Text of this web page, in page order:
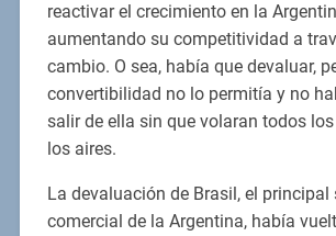
reactivar el crecimiento en la
aumentando su competitividad a
cambio. O sea, había que devaluar,
convertibilidad no lo permitía y no
salir de ella sin que volaran todos
los aires.
La devaluación de Brasil, el principal
comercial de la Argentina, había